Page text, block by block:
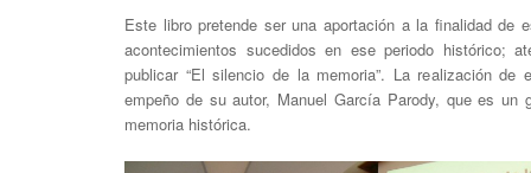
Este libro pretende ser una aportación a la finalidad de
acontecimientos sucedidos en ese periodo histórico;
publicar “El silencio de la memoria”. La realización de
empeño de su autor, Manuel García Parody, que es un
memoria histórica.